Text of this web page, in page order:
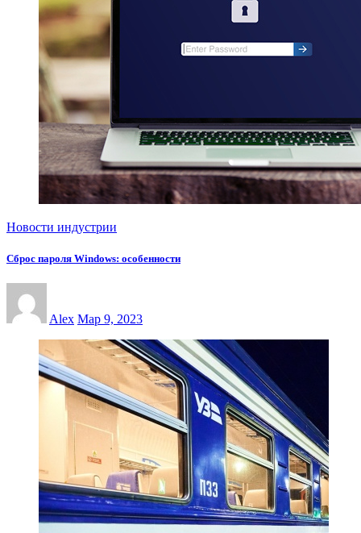
Новости индустрии
Сброс пароля Windows: особенности
Alex Мар 9, 2023